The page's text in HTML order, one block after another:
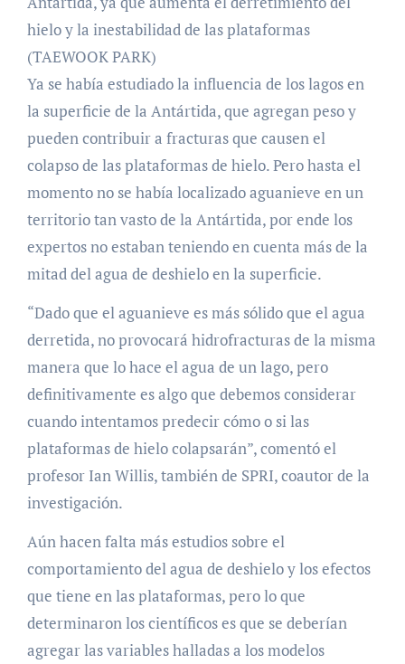
hielo y la inestabilidad de las plataformas
(TAEWOOK PARK)
Ya se había estudiado la influencia de los lagos en
la superficie de la Antártida, que agregan peso y
pueden contribuir a fracturas que causen el
colapso de las plataformas de hielo. Pero hasta el
momento no se había localizado aguanieve en un
territorio tan vasto de la Antártida, por ende los
expertos no estaban teniendo en cuenta más de la
mitad del agua de deshielo en la superficie.
“Dado que el aguanieve es más sólido que el agua
derretida, no provocará hidrofracturas de la misma
manera que lo hace el agua de un lago, pero
definitivamente es algo que debemos considerar
cuando intentamos predecir cómo o si las
plataformas de hielo colapsarán”, comentó el
profesor Ian Willis, también de SPRI, coautor de la
investigación.
Aún hacen falta más estudios sobre el
comportamiento del agua de deshielo y los efectos
que tiene en las plataformas, pero lo que
determinaron los científicos es que se deberían
agregar las variables halladas a los modelos